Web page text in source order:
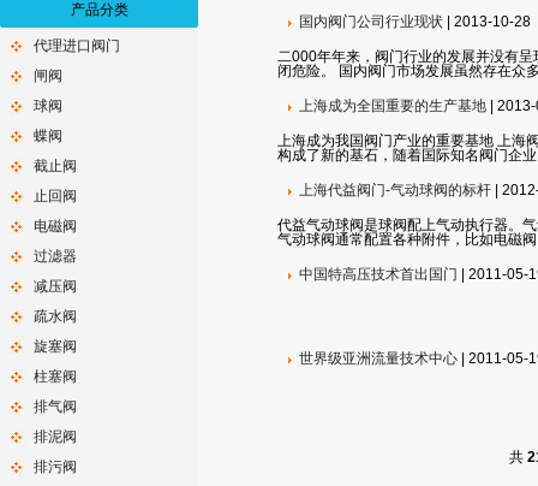
产品分类
代理进口阀门
闸阀
球阀
蝶阀
截止阀
止回阀
电磁阀
过滤器
减压阀
疏水阀
旋塞阀
柱塞阀
排气阀
排泥阀
排污阀
国内阀门公司行业现状 | 2013-10-28
二000年年来，阀门行业的发展并没有
闭危险。 国内阀门市场发展虽然存在众
上海成为全国重要的生产基地 |
上海成为我国阀门产业的重要基地 上海
构成了新的基石，随着国际知名阀门企
上海代益阀门-气动球阀的标杆 |
代益气动球阀是球阀配上气动执行器。
气动球阀通常配置各种附件，比如电磁
中国特高压技术首出国门 | 2011-05-
世界级亚洲流量技术中心 | 2011-05-
共